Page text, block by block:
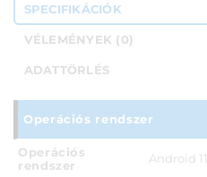
SPECIFIKÁCIÓK
VÉLEMÉNYEK (0)
ADATTÖRLÉS
Operációs rendszer
Operációs
rendszer
Android 11